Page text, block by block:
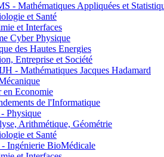
- Mathématiques Appliquées et
et Santé
et Interfaces
Cyber Physique
des Hautes Energies
Entreprise et Société
- Mathématiques Jacques Hadamard
Economie
de l'Informatique
Physique
Arithmétique, Géométrie
et Santé
BioMédicale